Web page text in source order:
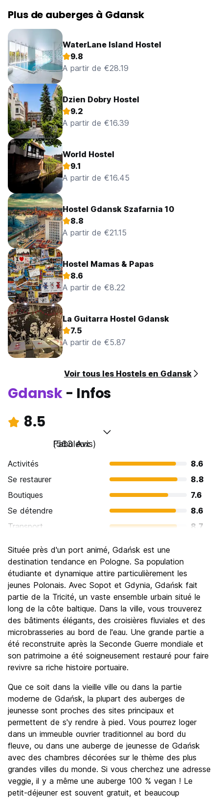
Plus de auberges à Gdansk
WaterLane Island Hostel
9.8
A partir de €28.19
Dzien Dobry Hostel
9.2
A partir de €16.39
World Hostel
9.1
A partir de €16.45
Hostel Gdansk Szafarnia 10
8.8
A partir de €21.15
Hostel Mamas & Papas
8.6
A partir de €8.22
La Guitarra Hostel Gdansk
7.5
A partir de €5.87
Voir tous les Hostels en Gdansk
Gdansk- Infos
8.5
Fabuleux
(563 Avis)
Activités
8.6
Se restaurer
8.8
Boutiques
7.6
Se détendre
8.6
Transport
8.7
Culture
Sortir le soir / faire la fête
Bonnes affaires
8.8
Située près d'un port animé, Gdańsk est une
destination tendance en Pologne. Sa population
étudiante et dynamique attire particulièrement les
jeunes Polonais. Avec Sopot et Gdynia, Gdańsk fait
partie de la Tricité, un vaste ensemble urbain situé le
long de la côte baltique. Dans la ville, vous trouverez
des bâtiments élégants, des croisières fluviales et des
microbrasseries au bord de l'eau. Une grande partie a
été reconstruite après la Seconde Guerre mondiale et
son patrimoine a été soigneusement restauré pour faire
revivre sa riche histoire portuaire.
Que ce soit dans la vieille ville ou dans la partie
moderne de Gdańsk, la plupart des auberges de
jeunesse sont proches des sites principaux et
permettent de s'y rendre à pied. Vous pourrez loger
dans un immeuble ouvrier traditionnel au bord du
fleuve, ou dans une auberge de jeunesse de Gdańsk
avec des chambres décorées sur le thème des plus
grandes villes du monde. Si vous cherchez une adresse
veggie, il y a même une auberge 100 % vegan ! Le
petit-déjeuner est souvent gratuit, et beaucoup